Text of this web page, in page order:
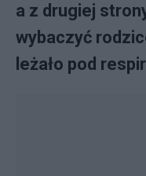
a z drugiej
wybaczyć
leżało pod